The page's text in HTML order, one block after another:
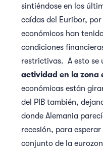
sintiéndose en los
caídas del Euribor,
económicos han
condiciones
restrictivas. A esto se
actividad en la zona
económicas están
del PIB también,
donde Alemania
recesión, para
conjunto de la